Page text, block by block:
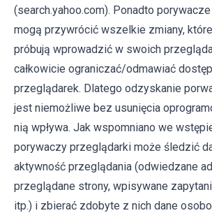
(search.yahoo.com). Ponadto
mogą przywrócić wszelkie zmiany,
próbują wprowadzić w swoich
całkowicie ograniczać/odmawiać
przeglądarek. Dlatego odzyskanie
jest niemożliwe bez usunięcia
nią wpływa. Jak wspomniano we
porywaczy przeglądarki może śledzić
aktywność przeglądania (odwiedzane
przeglądane strony, wpisywane
itp.) i zbierać zdobyte z nich dane